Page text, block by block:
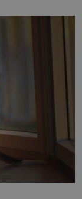
zednářské lóže.
do